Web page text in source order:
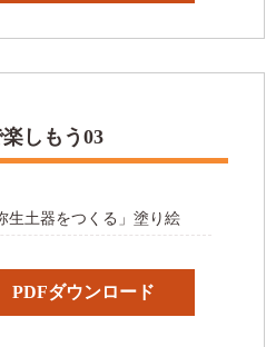
しもう03
生土器をつくる」塗り絵
PDFダウンロード